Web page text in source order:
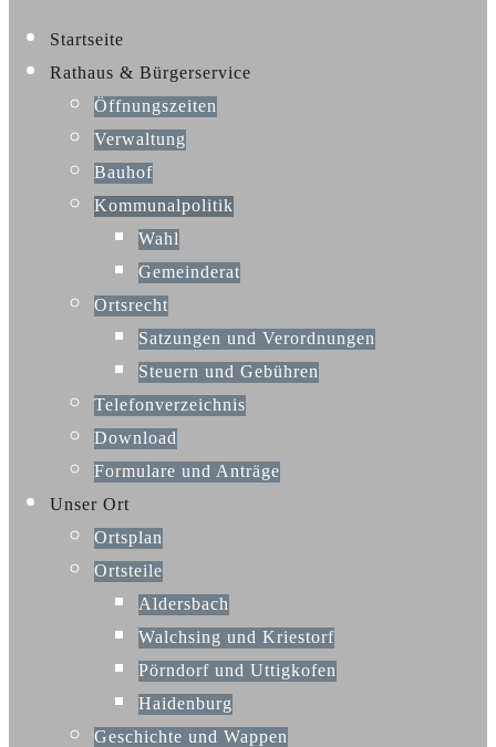
Startseite
Rathaus & Bürgerservice
Öffnungszeiten
Verwaltung
Bauhof
Kommunalpolitik
Wahl
Gemeinderat
Ortsrecht
Satzungen und Verordnungen
Steuern und Gebühren
Telefonverzeichnis
Download
Formulare und Anträge
Unser Ort
Ortsplan
Ortsteile
Aldersbach
Walchsing und Kriestorf
Pörndorf und Uttigkofen
Haidenburg
Geschichte und Wappen